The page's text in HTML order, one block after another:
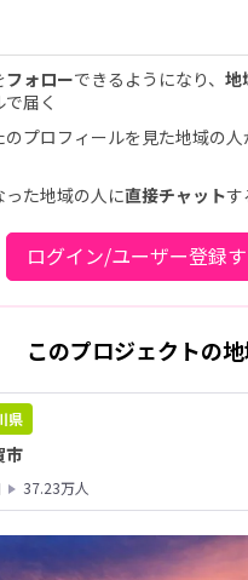
フォローできるようになり、 地
で届く
のプロフィールを見た地域の人
った地域の人に直接チャットす
ログイン/ユーザー登録
このプロジェクトの
県
市
37.23万人